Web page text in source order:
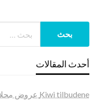
أحدث المقالات
Kiwi tilbudene عروض محلات كيوي في الأسبوع 6